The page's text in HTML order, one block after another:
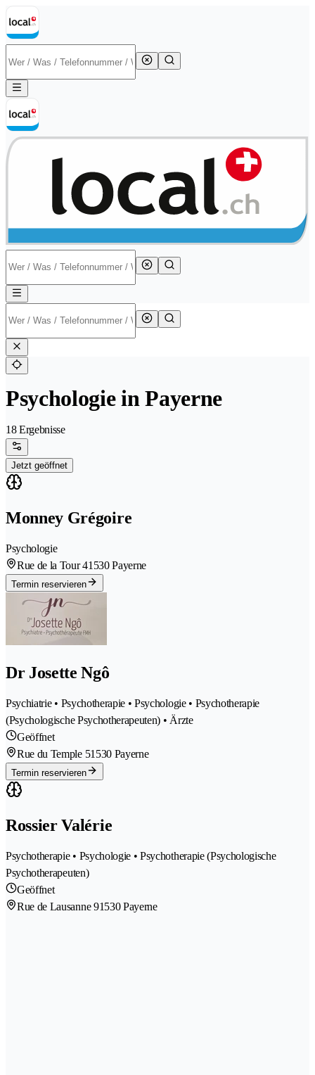
Psychologie in Payerne
18 Ergebnisse
Jetzt geöffnet
Monney Grégoire
Psychologie
Rue de la Tour 41530 Payerne
Termin reservieren
Dr Josette Ngô
Psychiatrie • Psychotherapie • Psychologie • Psychotherapie
(Psychologische Psychotherapeuten) • Ärzte
Geöffnet
Rue du Temple 51530 Payerne
Termin reservieren
Rossier Valérie
Psychotherapie • Psychologie • Psychotherapie (Psychologische
Psychotherapeuten)
Geöffnet
Rue de Lausanne 91530 Payerne